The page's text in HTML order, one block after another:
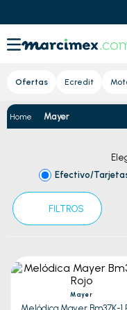
Ofertas Ecredit
Mayer
Efectivo/
FILTROS
Mayer